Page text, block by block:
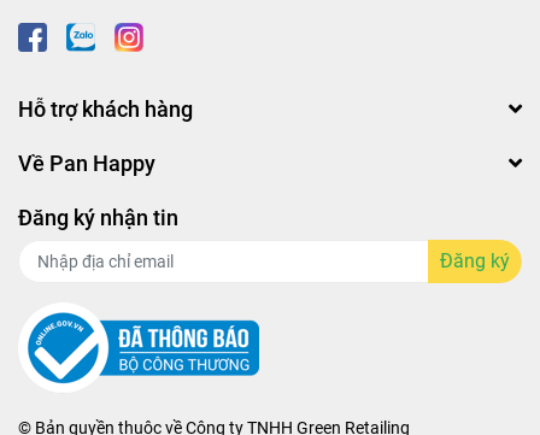
Hỗ trợ khách hàng
Về Pan Happy
Đăng ký nhận tin
Đăng ký
© Bản quyền thuộc vềCông ty TNHH Green Retailing